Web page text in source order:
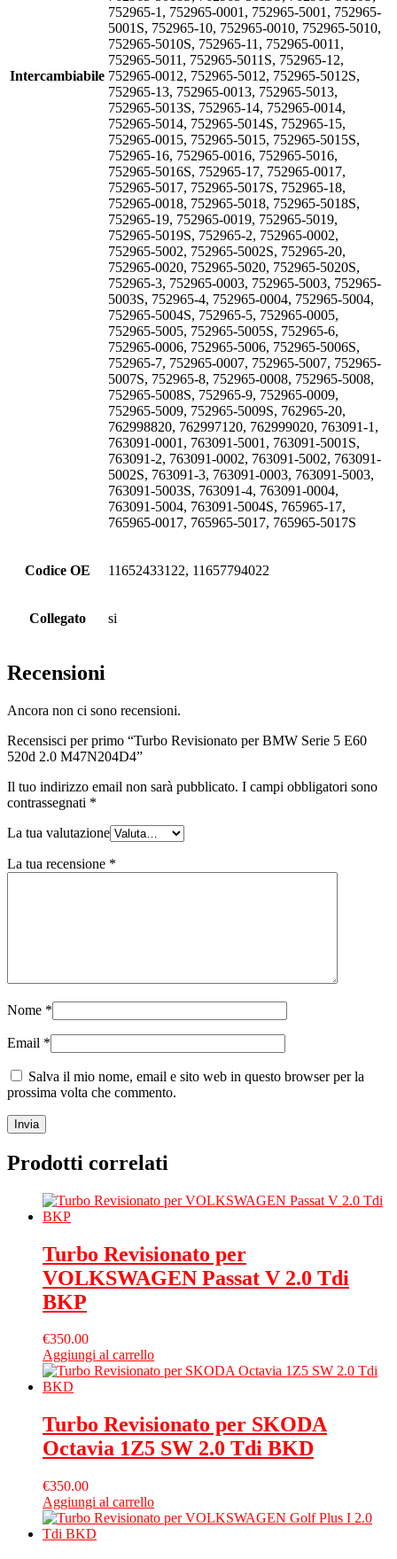
Intercambiabile
752965-1, 752965-0001, 752965-5001, 752965-
5001S, 752965-10, 752965-0010, 752965-5010,
752965-5010S, 752965-11, 752965-0011,
752965-5011, 752965-5011S, 752965-12,
752965-0012, 752965-5012, 752965-5012S,
752965-13, 752965-0013, 752965-5013,
752965-5013S, 752965-14, 752965-0014,
752965-5014, 752965-5014S, 752965-15,
752965-0015, 752965-5015, 752965-5015S,
752965-16, 752965-0016, 752965-5016,
752965-5016S, 752965-17, 752965-0017,
752965-5017, 752965-5017S, 752965-18,
752965-0018, 752965-5018, 752965-5018S,
752965-19, 752965-0019, 752965-5019,
752965-5019S, 752965-2, 752965-0002,
752965-5002, 752965-5002S, 752965-20,
752965-0020, 752965-5020, 752965-5020S,
752965-3, 752965-0003, 752965-5003, 752965-
5003S, 752965-4, 752965-0004, 752965-5004,
752965-5004S, 752965-5, 752965-0005,
752965-5005, 752965-5005S, 752965-6,
752965-0006, 752965-5006, 752965-5006S,
752965-7, 752965-0007, 752965-5007, 752965-
5007S, 752965-8, 752965-0008, 752965-5008,
752965-5008S, 752965-9, 752965-0009,
752965-5009, 752965-5009S, 762965-20,
762998820, 762997120, 762999020, 763091-1,
763091-0001, 763091-5001, 763091-5001S,
763091-2, 763091-0002, 763091-5002, 763091-
5002S, 763091-3, 763091-0003, 763091-5003,
763091-5003S, 763091-4, 763091-0004,
763091-5004, 763091-5004S, 765965-17,
765965-0017, 765965-5017, 765965-5017S
Codice OE 11652433122, 11657794022
Collegato si
Recensioni
Ancora non ci sono recensioni.
Recensisci per primo “Turbo Revisionato per BMW Serie 5 E60
520d 2.0 M47N204D4”
Il tuo indirizzo email non sarà pubblicato. I campi obbligatori sono
contrassegnati *
La tua valutazione
La tua recensione *
Nome *
Email *
Salva il mio nome, email e sito web in questo browser per la
prossima volta che commento.
Prodotti correlati
Turbo Revisionato per
VOLKSWAGEN Passat V 2.0 Tdi
BKP
€350.00
Aggiungi al carrello
Turbo Revisionato per SKODA
Octavia 1Z5 SW 2.0 Tdi BKD
€350.00
Aggiungi al carrello